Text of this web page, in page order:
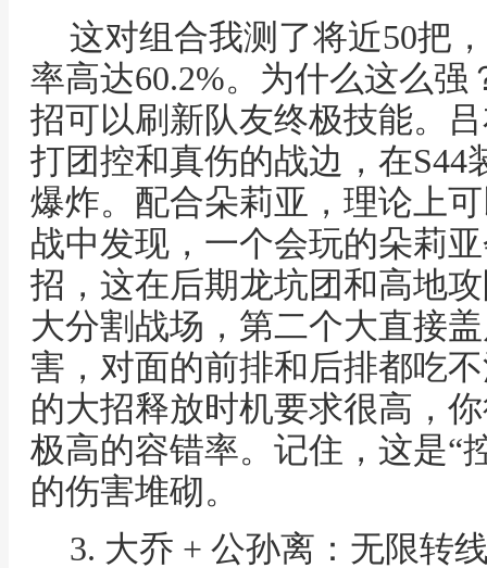
这对组合我测了将近50把
率高达60.2%。为什么这么
招可以刷新队友终极技能。
打团控和真伤的战边，在
爆炸。配合朵莉亚，理论上
战中发现，一个会玩的朵莉
招，这在后期龙坑团和高地
大分割战场，第二个大直接
害，对面的前排和后排都吃
的大招释放时机要求很高，
极高的容错率。记住，这是“
的伤害堆砌。
3. 大乔 + 公孙离：无限转